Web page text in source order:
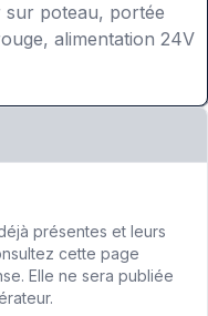
sur poteau, portée
alimentation 24V
présentes et leurs
cette page
Elle ne sera publiée